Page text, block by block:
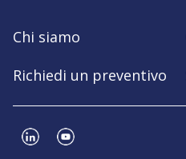
Chi siamo
Richiedi un preventivo